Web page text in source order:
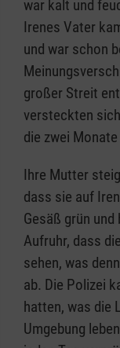
war kalt und
Irenes Vater
und war schon
großer Streit
versteckten
die zwei
Ihre Mutter
dass sie auf
Gesäß grün
Aufruhr, dass
sehen, was
ab. Die Polizei
hatten, was die
Umgebung